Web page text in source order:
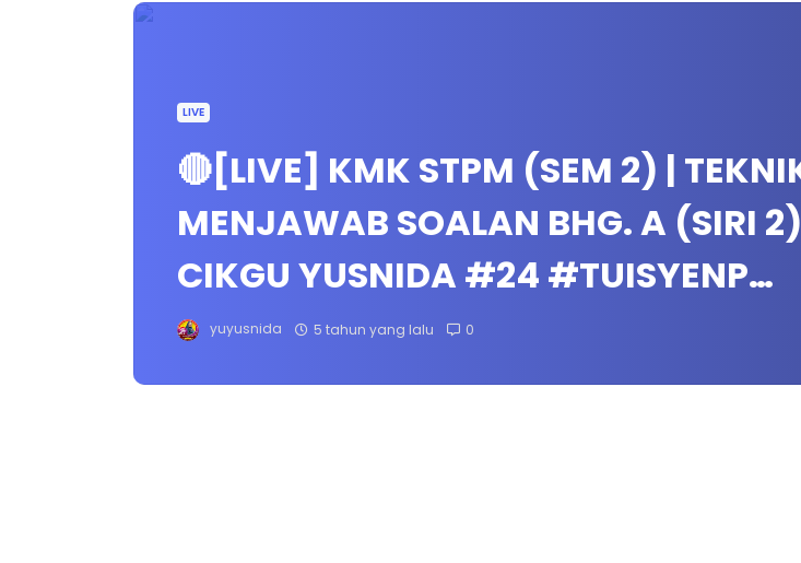
LIVE
🔴[LIVE] KMK STPM (SEM 2) |
MENJAWAB SOALAN BHG. A (SIRI
CIKGU YUSNIDA #24 #TUISYENP…
yuyusnida 5 tahun yang lalu 0